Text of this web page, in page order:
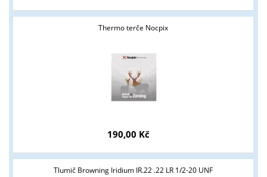
Thermo terče Nocpix
190,00 Kč
Tlumič Browning Iridium IR.22 .22 LR 1/2-20 UNF
Tyto stránky jsou určeny pouze odborné veřejnosti od 18 let a
podmínky?